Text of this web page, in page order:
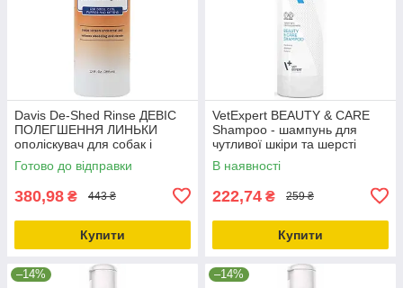
Davis De-Shed Rinse ДЕВІС
ПОЛЕГШЕННЯ ЛИНЬКИ
ополіскувач для собак і
котівконцентрат 0.355л
Готово до відправки
380,98 ₴ 443 ₴
Купити
VetExpert BEAUTY & CARE
Shampoo - шампунь для
чутливої шкіри та шерсті
собак та котів
В наявності
222,74 ₴ 259 ₴
Купити
–14% –14%